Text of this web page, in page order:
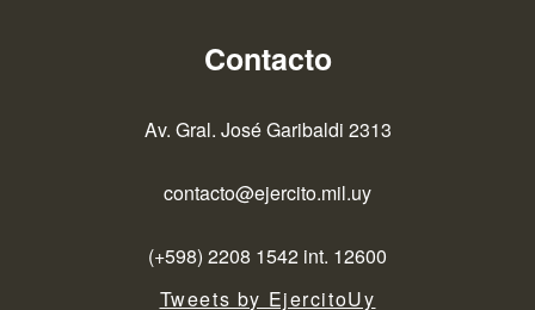
Contacto
Av. Gral. José Garibaldi 2313
contacto@ejercito.mil.uy
(+598) 2208 1542 int. 12600
Tweets by EjercitoUy